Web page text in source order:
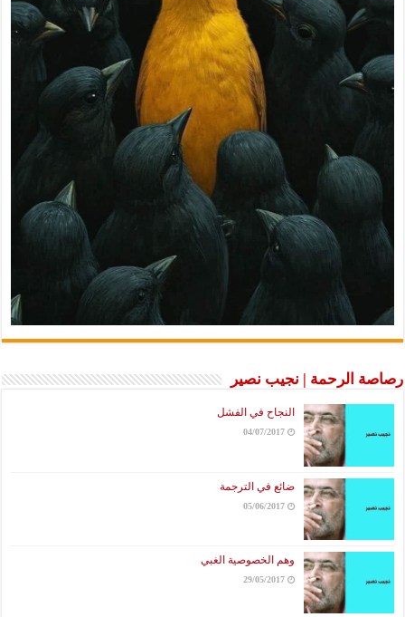
رصاصة الرحمة | نجيب نصير
النجاح في الفشل
04/07/2017
ضائع في الترجمة
05/06/2017
وهم الخصوصية الغبي
29/05/2017